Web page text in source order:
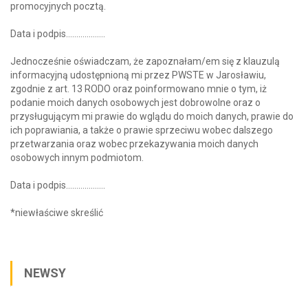
promocyjnych pocztą.
Data i podpis……………….
Jednocześnie oświadczam, że zapoznałam/em się z klauzulą
informacyjną udostępnioną mi przez PWSTE w Jarosławiu,
zgodnie z art. 13 RODO oraz poinformowano mnie o tym, iż
podanie moich danych osobowych jest dobrowolne oraz o
przysługującym mi prawie do wglądu do moich danych, prawie do
ich poprawiania, a także o prawie sprzeciwu wobec dalszego
przetwarzania oraz wobec przekazywania moich danych
osobowych innym podmiotom.
Data i podpis……………….
*niewłaściwe skreślić
NEWSY